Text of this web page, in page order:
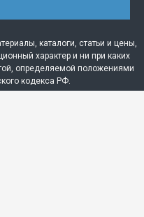
каталоги, статьи и цены,
характер и ни при каких
определяемой положениями
кодекса РФ.